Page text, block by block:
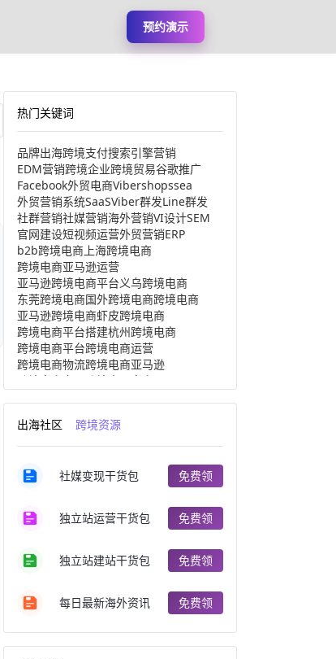
预约演示
热门关键词
品牌出海跨境支付搜索引擎营销
EDM营销跨境企业跨境贸易谷歌推广
Facebook外贸电商Vibershopssea
外贸营销系统SaaSViber群发Line群发
社群营销社媒营销海外营销VI设计SEM
官网建设短视频运营外贸营销ERP
b2b跨境电商 上海跨境电商
跨境电商亚马逊运营
亚马逊跨境电商平台义乌跨境电商
东莞跨境电商国外跨境电商跨境电商
亚马逊跨境电商虾皮跨境电商
跨境电商平台搭建杭州跨境电商
跨境电商平台跨境电商运营
跨境电商物流跨境电商亚马逊
跨境电商产品
跨境出口电商
跨境电商分析进口跨境电商
跨境电商服务广州跨境电商
跨境电商注册跨境电商开店
跨境电商商品个人跨境电商
跨境电商案例国内跨境电商
郑州跨境电商跨境电商趋势
阿里跨境电商
跨境电商费用美国跨境电商
出海社区 跨境资源
社媒变现干货包 免费领
独立站运营干货包 免费领
独立站建站干货包 免费领
每日最新海外资讯 免费领